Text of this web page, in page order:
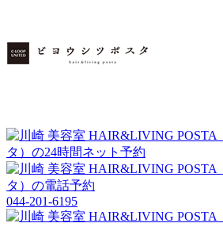
044-201-6195